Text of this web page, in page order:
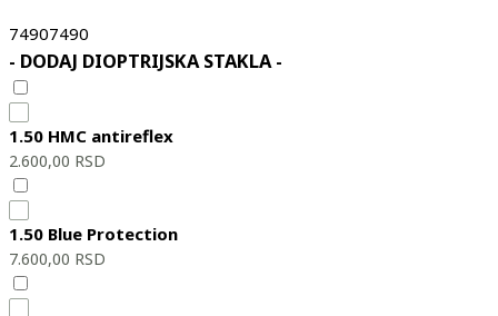
74907490
- DODAJ DIOPTRIJSKA STAKLA -
1.50 HMC antireflex
2.600,00 RSD
1.50 Blue Protection
7.600,00 RSD